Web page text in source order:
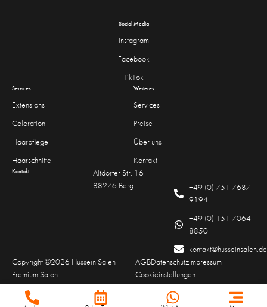
Kontakt
Altdorfer Str. 16
88276 Berg
+49 (0) 751 7687
9194
+49 (0) 151 7064
8850
kontakt@husseinsaleh.de
Services
Extensions
Coloration
Haarpflege
Haarschnitte
Weiteres
Services
Preise
Über uns
Kontakt
Social Media
Instagram
Facebook
TikTok
Copyright ©2026 Hussein Saleh
Premium Salon
AGBDatenschutzImpressum
Cookieinstellungen